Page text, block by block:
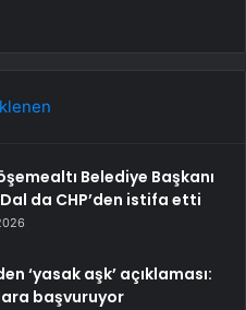
Belediye Başkanı
da CHP’den istifa etti
‘yasak aşk’ açıklaması:
başvuruyor